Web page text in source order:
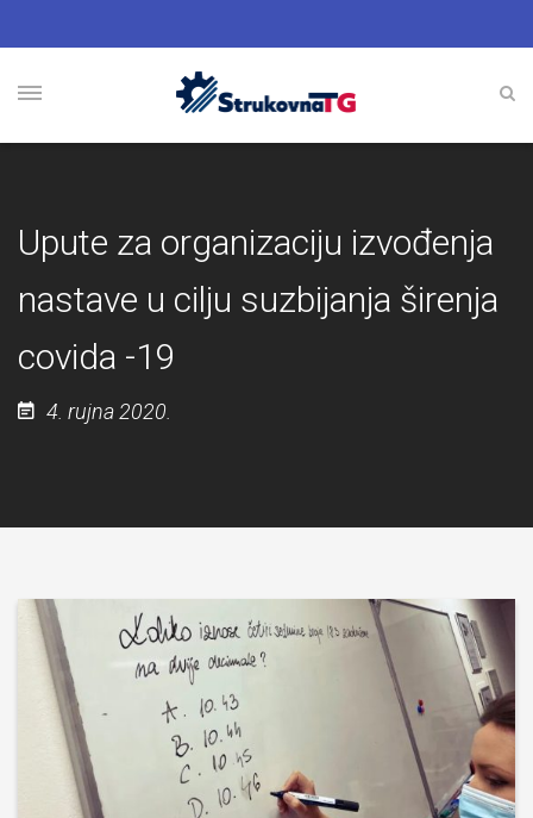
Upute za organizaciju izvođenja
nastave u cilju suzbijanja širenja
covida -19
4. rujna 2020.